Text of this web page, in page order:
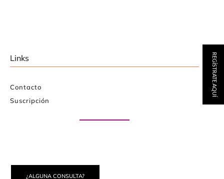
Links
Contacto
Suscripción
¿ALGUNA CONSULTA?
REGÍSTRATE AQUÍ